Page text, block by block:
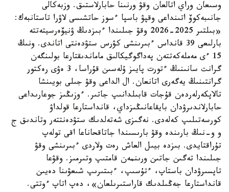
وسىعان وراي اتالعان وقۋ ورنىنا حابارلاستىق. وزبەكالى
جانىبەكوۆ اتىنداعى وقپۋ باسپا ءسوز حاتشىسى لاۋرا تاستانبەك:
«بىلتىر 2025-2026 وقۋ جىلىندا ءبىزدىڭ ۋنيۆەرسيتەتتە
بارلىعى 39 قانداس ءبىرىنشى كۋرس ستۋدەنتى اتاندى. ونىڭ
15 ءى مەملەكەتتەن پەداگوگيكالىق ماماندىقتارعا بولىنگەن
گرانت سانىنىڭ ءتورت پايىز ۇلەسىن قۇراسا، 3 ەۋى رەكتور
گرانتىنىڭ يەگەرى اتانعان. ال الداعى وقۋ جىلى بويىنشا
تالاپكەرلەردەن قۇجات قابىلدانىپ جاتىر. ءوزىڭىز جوعارىداعى
حابارلاندىرۋدان بايقاعانىڭىزداي، قانداستارعا قولداۋ
كورسەتىلىپ كەلەدى. نەگىزى شەتەلدىك ستۋدەنتتەر وتاندىق ج
و و-نىڭ بارىندە وقۋ بارىسىندا جاتاقحاناعا اقى تولەپ
تۇراقتايدى. بىزدە بيىل العاش رەت ولاردى ءبىرىنشى وقۋ
جىلىندا تەگىن جاتىن ورىنمەن قامتىپ وتىرمىز. وقۋعا
تاپسىرۋدان باستاپ، ءتۇسىپ، ءبىتىرىپ شىعۋىنا دەيىن
قانداستارعا جەڭىلدىك قاراستىرىلعان»، دەپ اتاپ ءوتتى.